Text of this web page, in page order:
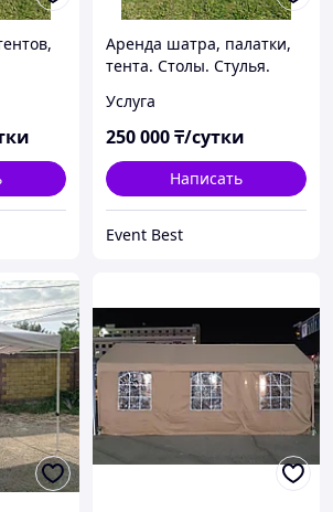
Аренда шатра, палатки,
тента. Столы. Стулья.
Услуга
250 000₸/сутки
Написать
Event Best